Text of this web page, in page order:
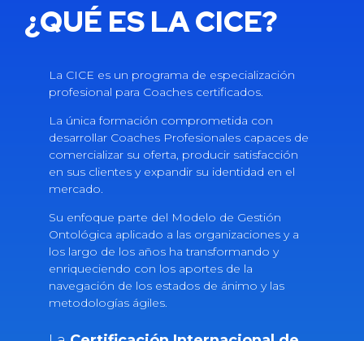
¿QUÉ ES LA CICE?
La CICE es un programa de especialización
profesional para Coaches certificados.
La única formación comprometida con
desarrollar Coaches Profesionales capaces de
comercializar su oferta, producir satisfacción
en sus clientes y expandir su identidad en el
mercado.
Su enfoque parte del Modelo de Gestión
Ontológica aplicado a las organizaciones y a
los largo de los años ha transformando y
enriqueciendo con los aportes de la
navegación de los estados de ánimo y las
metodologías ágiles.